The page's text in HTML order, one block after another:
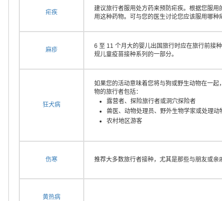
疟疾
建议旅行者服用处方药来预防疟疾。根据您服
用这种药物。可与您的医生讨论您应该服用哪种
麻疹
6 至 11 个月大的婴儿出国旅行时应在旅行前接
规儿童疫苗接种系列的一部分。
狂犬病
如果您的活动意味着您将与狗或野生动物在一
物的旅行者包括：
露营者、探险旅行者或洞穴探险者
兽医、动物处理员、野外生物学家或处理
农村地区游客
伤寒 推荐大多数旅行者接种，尤其是那些与朋友或
黄热病